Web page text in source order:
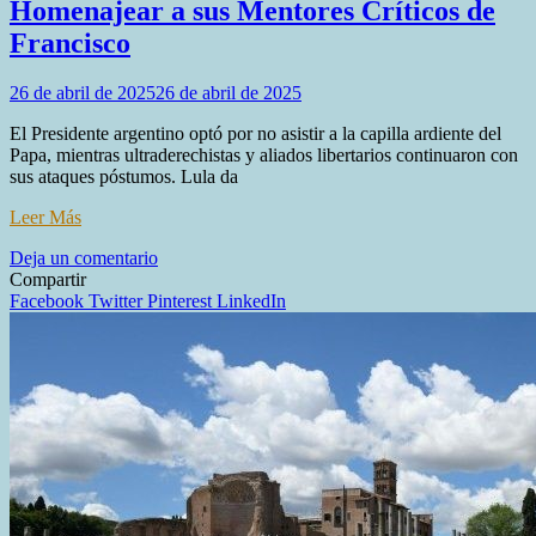
Homenajear a sus Mentores Críticos de
Francisco
26 de abril de 202526 de abril de 2025
El Presidente argentino optó por no asistir a la capilla ardiente del
Papa, mientras ultraderechistas y aliados libertarios continuaron con
sus ataques póstumos. Lula da
Leer Más
Deja un comentarioen
Evita
Vaticano
Prefiere
Homenajear
a
sus
Mentores
Críticos
de
Compartir
Facebook TwitterPinterestLinkedIn